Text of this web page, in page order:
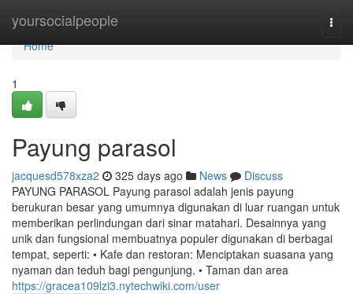
yoursocialpeople
Home
Home
1
Payung parasol
jacquesd578xza2 325 days ago News
Discuss
PAYUNG PARASOL Payung parasol adalah jenis payung
berukuran besar yang umumnya digunakan di luar ruangan untuk
memberikan perlindungan dari sinar matahari. Desainnya yang
unik dan fungsional membuatnya populer digunakan di berbagai
tempat, seperti: • Kafe dan restoran: Menciptakan suasana yang
nyaman dan teduh bagi pengunjung. • Taman dan area
https://gracea109lzi3.nytechwiki.com/user